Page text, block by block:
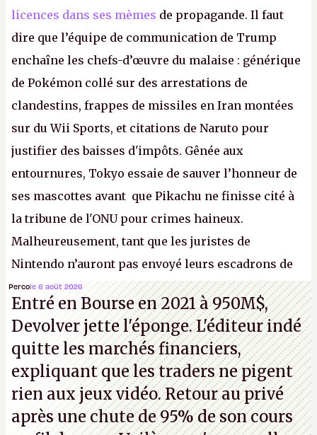
licences dans ses mèmes de propagande. Il faut
dire que l’équipe de communication de Trump
enchaîne les chefs-d’œuvre du malaise : générique
de Pokémon collé sur des arrestations de
clandestins, frappes de missiles en Iran montées
sur du Wii Sports, et citations de Naruto pour
justifier des baisses d'impôts. Gênée aux
entournures, Tokyo essaie de sauver l’honneur de
ses mascottes avant que Pikachu ne finisse cité à
la tribune de l'ONU pour crimes haineux.
Malheureusement, tant que les juristes de
Nintendo n’auront pas envoyé leurs escadrons de
la mort judiciaires pour distribuer du copyright
strike à tour de bras, l'Oncle Sam continuera
d'étaler sa confiture intellectuelle sur vos
souvenirs d'enfance.P.
Percole 6 août 2026
Entré en Bourse en 2021 à 950M$,
Devolver jette l'éponge. L'éditeur indé
quitte les marchés financiers,
expliquant que les traders ne pigent
rien aux jeux vidéo. Retour au privé
après une chute de 95% de son cours